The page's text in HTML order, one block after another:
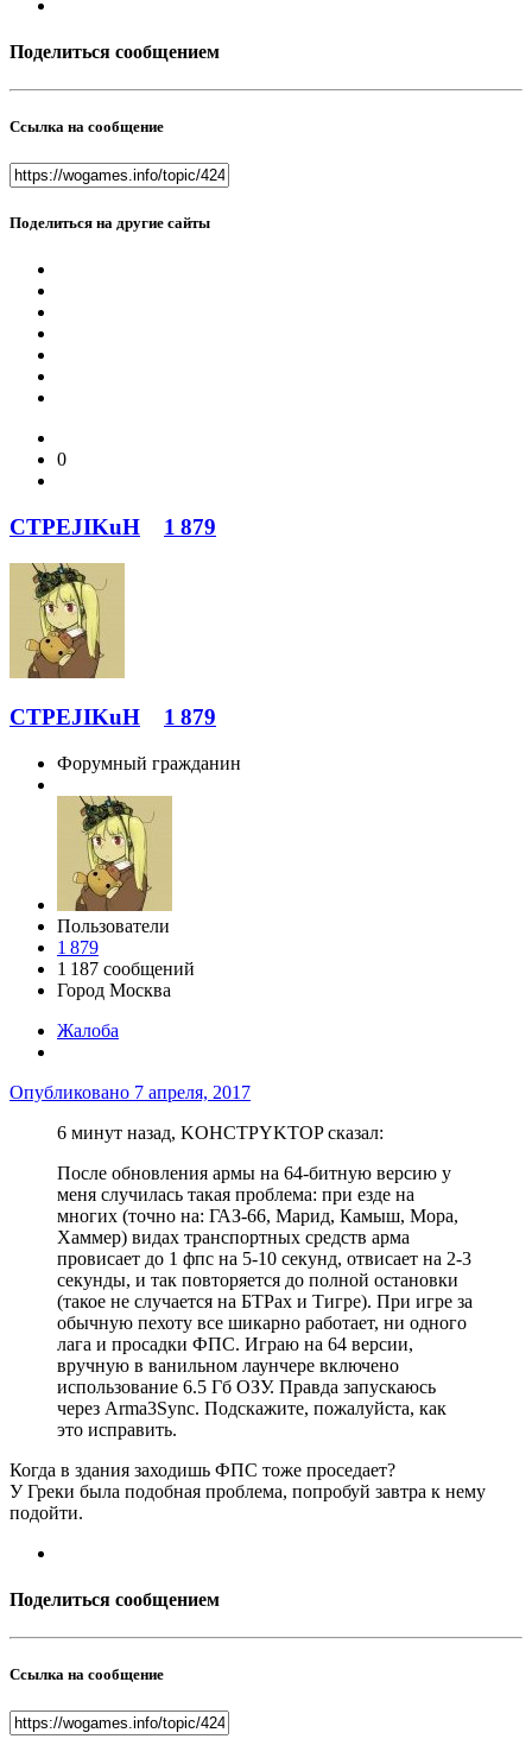
Поделиться сообщением
Ссылка на сообщение
Поделиться на другие сайты
0
CTPEJIKuH 1 879
CTPEJIKuH 1 879
Форумный гражданин
Пользователи
1 879
1 187 сообщений
Город Москва
Жалоба
Опубликовано 7 апреля, 2017
6 минут назад, KOHCTPYKTOP сказал:
После обновления армы на 64-битную версию у
меня случилась такая проблема: при езде на
многих (точно на: ГАЗ-66, Марид, Камыш, Мора,
Хаммер) видах транспортных средств арма
провисает до 1 фпс на 5-10 секунд, отвисает на 2-3
секунды, и так повторяется до полной остановки
(такое не случается на БТРах и Тигре). При игре за
обычную пехоту все шикарно работает, ни одного
лага и просадки ФПС. Играю на 64 версии,
вручную в ванильном лаунчере включено
использование 6.5 Гб ОЗУ. Правда запускаюсь
через Arma3Sync. Подскажите, пожалуйста, как
это исправить.
Когда в здания заходишь ФПС тоже проседает?
У Греки была подобная проблема, попробуй завтра к нему
подойти.
Поделиться сообщением
Ссылка на сообщение